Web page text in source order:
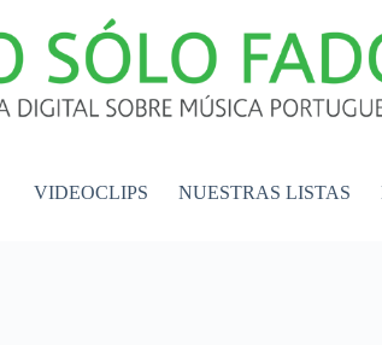
VIDEOCLIPS NUESTRAS LISTAS